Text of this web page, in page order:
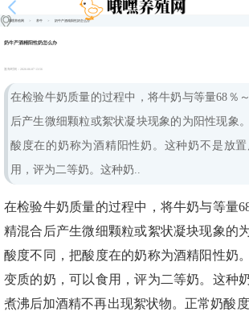
哦嘿养殖网 > 养牛 > 奶牛产酒精阳性奶怎么办
奶牛产酒精阳性奶怎么办
发布时间： 2026-06-07 13:56
在检验牛奶质量的过程中，将牛奶与等量68％
后产生微细颗粒或絮状凝块现象的为阳性现象
酸度在的奶称为酒精阳性奶。这种奶不是放
用，评为二等奶。这种奶..
在检验牛奶质量的过程中，将牛奶与等量
精混合后产生微细颗粒或絮状凝块现象的
酸度不同，把酸度在的奶称为酒精阳性奶
变质的奶，可以食用，评为二等奶。这种
煮沸后加酒精不再出现絮状物。正常奶酸